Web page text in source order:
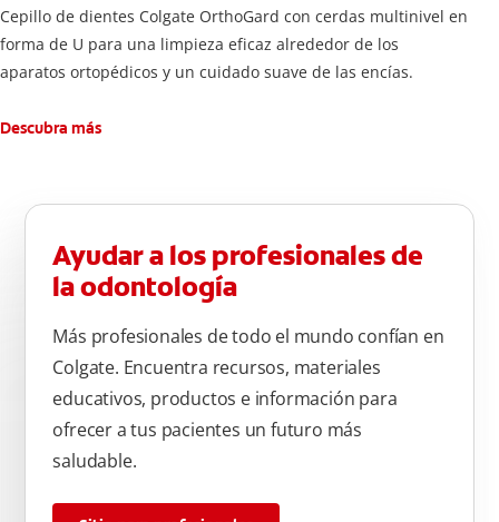
Cepillo de dientes Colgate OrthoGard con cerdas multinivel en
forma de U para una limpieza eficaz alrededor de los
aparatos ortopédicos y un cuidado suave de las encías.
Descubra más
Ayudar a los profesionales de
la odontología
Más profesionales de todo el mundo confían en
Colgate. Encuentra recursos, materiales
educativos, productos e información para
ofrecer a tus pacientes un futuro más
saludable.